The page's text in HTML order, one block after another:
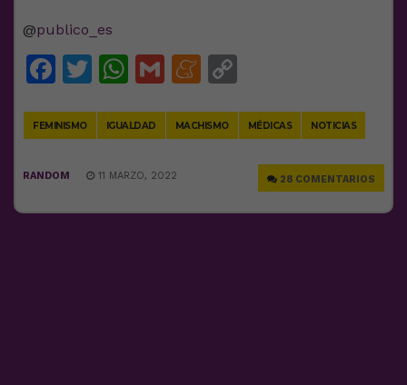
@publico_es
Facebook
Twitter
WhatsApp
GmailMeneame
FEMINISMO IGUALDAD MACHISMO MÉDICAS NOTICIAS
28 COMENTARIOS
RANDOM 11 MARZO, 2022